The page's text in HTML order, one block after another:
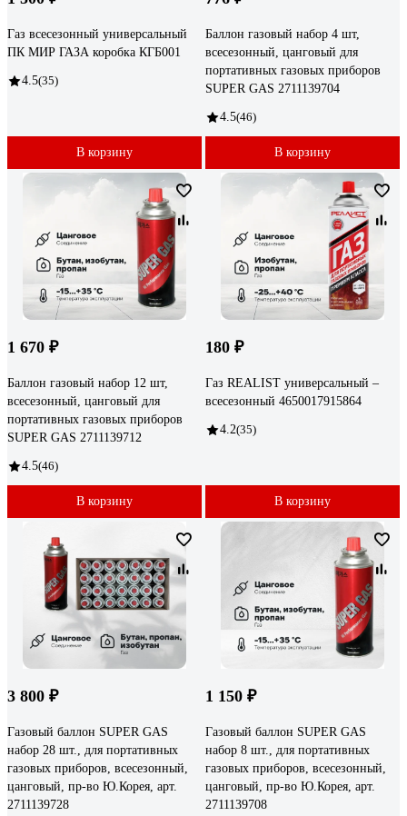
Газ всесезонный универсальный
ПК МИР ГАЗА коробка КГБ001
4.5(35)
В корзину
Баллон газовый набор 4 шт,
всесезонный, цанговый для
портативных газовых приборов
SUPER GAS 2711139704
4.5(46)
В корзину
1 670 ₽
Баллон газовый набор 12 шт,
всесезонный, цанговый для
портативных газовых приборов
SUPER GAS 2711139712
4.5(46)
В корзину
180 ₽
Газ REALIST универсальный –
всесезонный 4650017915864
4.2(35)
В корзину
3 800 ₽
Газовый баллон SUPER GAS
набор 28 шт., для портативных
газовых приборов, всесезонный,
цанговый, пр-во Ю.Корея, арт.
2711139728
1 150 ₽
Газовый баллон SUPER GAS
набор 8 шт., для портативных
газовых приборов, всесезонный,
цанговый, пр-во Ю.Корея, арт.
2711139708